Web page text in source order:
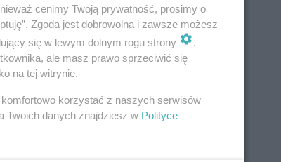
cenimy Twoją prywatność, prosimy o
Zgoda jest dobrowolna i zawsze możesz
się w lewym dolnym rogu strony
.
ale masz prawo sprzeciwić się
na tej witrynie.
korzystać z naszych serwisów
Twoich danych znajdziesz w Polityce